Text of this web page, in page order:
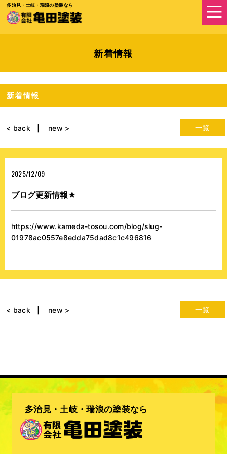
多治見・土岐・瑞浪の塗装なら
新着情報
新着情報
一覧
< back new >
2025/12/09
ブログ更新情報★
https://www.kameda-tosou.com/blog/slug-
01978ac0557e8edda75dad8c1c496816
一覧
< back new >
多治見・土岐・瑞浪の塗装なら